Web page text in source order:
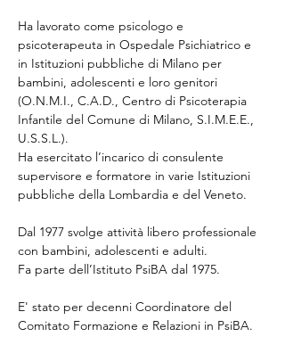
Ha lavorato come psicologo e
psicoterapeuta in Ospedale Psichiatrico e
in Istituzioni pubbliche di Milano per
bambini, adolescenti e loro genitori
(O.N.M.I., C.A.D., Centro di Psicoterapia
Infantile del Comune di Milano, S.I.M.E.E.,
U.S.S.L.).
Ha esercitato l’incarico di consulente
supervisore e formatore in varie Istituzioni
pubbliche della Lombardia e del Veneto.
Dal 1977 svolge attività libero professionale
con bambini, adolescenti e adulti.
Fa parte dell’Istituto PsiBA dal 1975.
E' stato per decenni Coordinatore del
Comitato Formazione e Relazioni in PsiBA.